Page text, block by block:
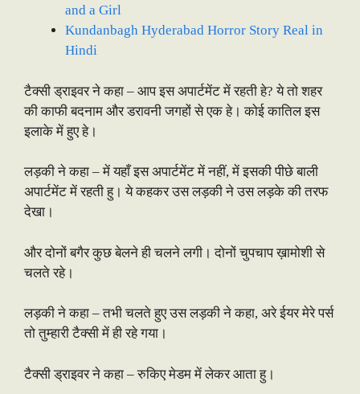
and a Girl
Kundanbagh Hyderabad Horror Story Real in
Hindi
टैक्सी ड्राइवर ने कहा – आप इस अपार्टमेंट में रहती हे? ये तो शहर
की काफी बदनाम और डरावनी जगहों से एक हे। कोई कातिल इस
इलाके में हुए हे।
लड़की ने कहा – में यहाँ इस अपार्टमेंट में नहीं, में इसकी पीछे बाली
अपार्टमेंट में रहती हु। ये कहकर उस लड़की ने उस लड़के की तरफ
देखा।
और दोनों बगैर कुछ बेलने ही चलने लगी। दोनों चुपचाप ख़ामोशी से
चलते रहे।
लड़की ने कहा – तभी चलते हुए उस लड़की ने कहा, अरे ईयर मेरे पर्स
तो तुम्हारी टैक्सी में ही रहे गया।
टैक्सी ड्राइवर ने कहा – रुकिए मेडम में लेकर आता हु।